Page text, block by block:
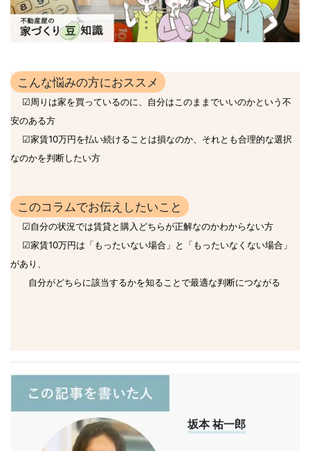
こんな悩みの方におススメ
☑周りは家を買っているのに、自分はこのままでいいのかという不
安のある方
☑家賃10万円を払い続けることは損なのか、それとも合理的な選択
なのかを判断したい方
このコラムでお伝えしたいこと
☑自分の状況では賃貸と購入どちらが正解なのかわからない方
☑家賃10万円は「もったいない場合」と「もったいなくない場合」
があり、
自分がどちらに該当するかを知ることで最適な判断につながる
坂本 祐一郎